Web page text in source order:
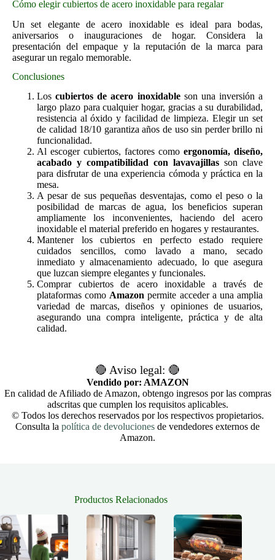
Cómo elegir cubiertos de acero inoxidable para regalar
Un set elegante de acero inoxidable es ideal para bodas,
aniversarios o inauguraciones de hogar. Considera la
presentación del empaque y la reputación de la marca para
asegurar un regalo memorable.
Conclusiones
Loscubiertos de acero inoxidableson una inversión a
largo plazo para cualquier hogar, gracias a su durabilidad,
resistencia al óxido y facilidad de limpieza. Elegir un set
de calidad 18/10 garantiza años de uso sin perder brillo ni
funcionalidad.
Al escoger cubiertos, factores como ergonomía, diseño,
acabado y compatibilidad con lavavajillas son clave
para disfrutar de una experiencia cómoda y práctica en la
mesa.
A pesar de sus pequeñas desventajas, como el peso o la
posibilidad de marcas de agua, los beneficios superan
ampliamente los inconvenientes, haciendo del acero
inoxidable el material preferido en hogares y restaurantes.
Mantener los cubiertos en perfecto estado requiere
cuidados sencillos, como lavado a mano, secado
inmediato y almacenamiento adecuado, lo que asegura
que luzcan siempre elegantes y funcionales.
Comprar cubiertos de acero inoxidable a través de
plataformas como Amazon permite acceder a una amplia
variedad de marcas, diseños y opiniones de usuarios,
asegurando una compra inteligente, práctica y de alta
calidad.
🔴 Aviso legal: 🔴
Vendido por: AMAZON
En calidad de Afiliado de Amazon, obtengo ingresos por las compras
adscritas que cumplen los requisitos aplicables.
© Todos los derechos reservados por los respectivos propietarios.
Consulta la política de devoluciones de vendedores externos de
Amazon.
Productos Relacionados